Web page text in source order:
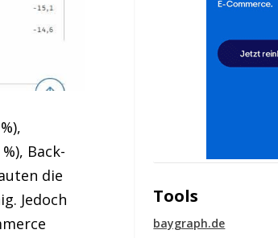
Back-
die
Jedoch
Tools
baygraph.de